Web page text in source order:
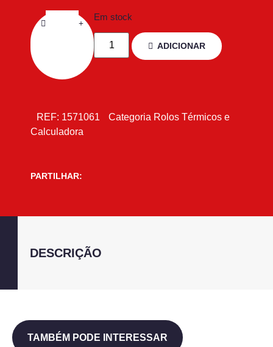
Em stock
ADICIONAR
REF: 1571061 Categoria Rolos Térmicos e
Calculadora
PARTILHAR:
DESCRIÇÃO
TAMBÉM PODE INTERESSAR